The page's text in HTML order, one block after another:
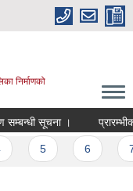
निर्माणको
सूचना ।